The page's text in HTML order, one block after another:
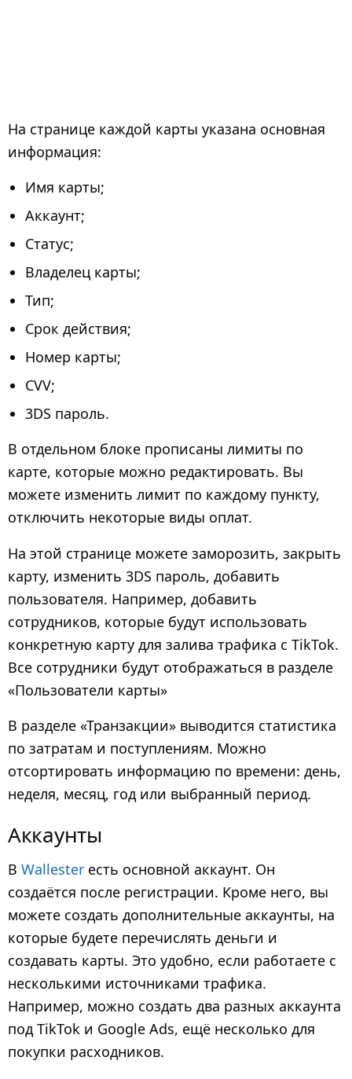
На странице каждой карты указана основная
информация:
Имя карты;
Аккаунт;
Статус;
Владелец карты;
Тип;
Срок действия;
Номер карты;
CVV;
3DS пароль.
В отдельном блоке прописаны лимиты по
карте, которые можно редактировать. Вы
можете изменить лимит по каждому пункту,
отключить некоторые виды оплат.
На этой странице можете заморозить, закрыть
карту, изменить 3DS пароль, добавить
пользователя. Например, добавить
сотрудников, которые будут использовать
конкретную карту для залива трафика с TikTok.
Все сотрудники будут отображаться в разделе
«Пользователи карты»
В разделе «Транзакции» выводится статистика
по затратам и поступлениям. Можно
отсортировать информацию по времени: день,
неделя, месяц, год или выбранный период.
Аккаунты
В Wallester есть основной аккаунт. Он
создаётся после регистрации. Кроме него, вы
можете создать дополнительные аккаунты, на
которые будете перечислять деньги и
создавать карты. Это удобно, если работаете с
несколькими источниками трафика.
Например, можно создать два разных аккаунта
под TikTok и Google Ads, ещё несколько для
покупки расходников.